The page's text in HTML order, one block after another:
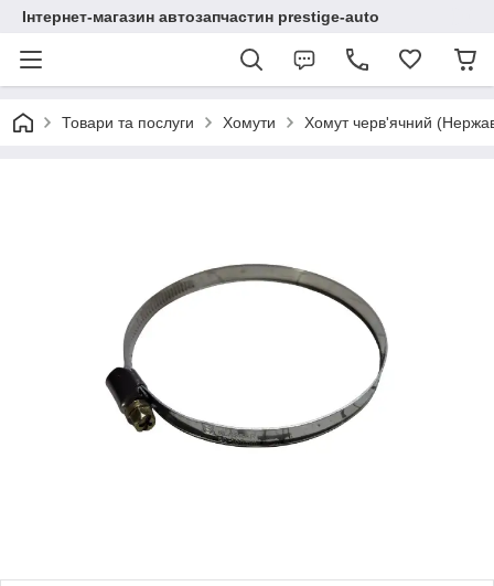
Інтернет-магазин автозапчастин prestige-auto
Товари та послуги Хомути Хомут черв'ячний